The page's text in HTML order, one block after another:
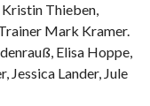
Kristin Thieben,
Mark Kramer.
Elisa Hoppe,
Jessica Lander, Jule